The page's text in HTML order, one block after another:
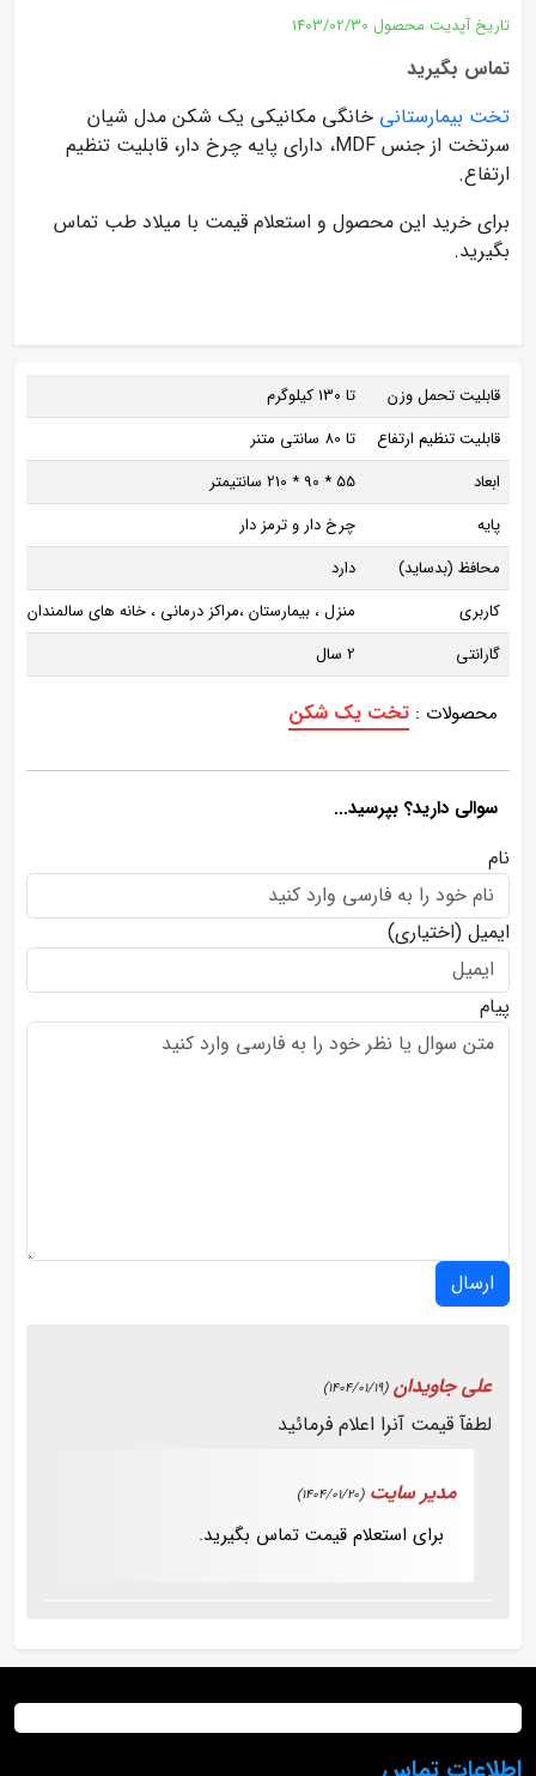
تاریخ آپدیت محصول 1403/02/30
تماس بگیرید
تخت بیمارستانی خانگی مکانیکی یک شکن مدل شیان
سرتخت از جنس MDF، دارای پایه چرخ دار، قابلیت تنظیم
ارتفاع.
برای خرید این محصول و استعلام قیمت با میلاد طب تماس
بگیرید.
قابلیت تحمل وزن
تا 130 کیلوگرم
قابلیت تنظیم ارتفاع
تا 80 سانتی متنر
ابعاد
55 * 90 * 210 سانتیمتر
پایه
چرخ دار و ترمز دار
محافظ (بدساید)
دارد
کاربری
منزل ، بیمارستان ،مراکز درمانی ، خانه های سالمندان و
گارانتی
2 سال
محصولات : تخت یک شکن
سوالی دارید؟ بپرسید...
نام
ایمیل (اختیاری)
پیام
ارسال
علی جاویدان (1404/01/19)
لطفآ قیمت آنرا اعلام فرمائید
مدیر سایت (1404/01/20)
برای استعلام قیمت تماس بگیرید.